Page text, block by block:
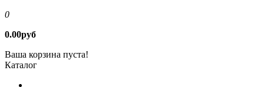
0
0.00руб
Ваша корзина пуста!
Каталог